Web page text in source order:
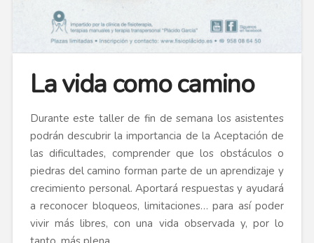
La vida como camino
Durante este taller de fin de semana los asistentes
podrán descubrir la importancia de la Aceptación de
las dificultades, comprender que los obstáculos o
piedras del camino forman parte de un aprendizaje y
crecimiento personal. Aportará respuestas y ayudará
a reconocer bloqueos, limitaciones… para así poder
vivir más libres, con una vida observada y, por lo